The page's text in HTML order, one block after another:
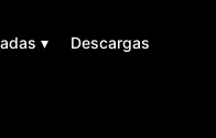
▾ Descargas